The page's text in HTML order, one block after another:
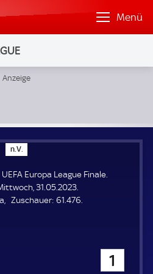
Menü
n.V.
.
UEFA Europa League Finale.
31.05.2023.
Zuschauer: Z
61.476.
1